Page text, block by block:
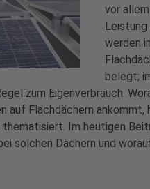
vor
Leistung
werden
belegt;
zum Eigenverbrauch.
auf Flachdächern ankommt,
Im heutigen
solchen Dächern und